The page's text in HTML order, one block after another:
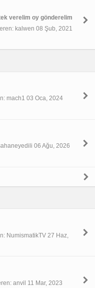
verelim oy gönderelim
kalwen 08 Şub, 2021
mach1 03 Oca, 2024
06 Ağu, 2026
NumismatikTV 27 Haz,
anvil 11 Mar, 2023